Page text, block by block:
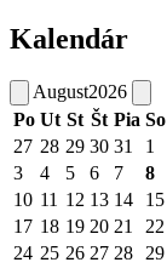
Kalendár
August2026
Po Ut St Št Pia So
27 28 29 30 31 1
3
4 5 6 7 8
10 11 12 13 14 15
17 18 19 20 21 22
24 25 26 27 28 29